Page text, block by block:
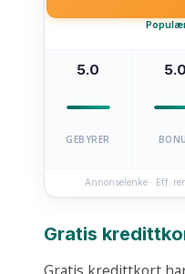
5.0
GEBYRER
5.0
Annonselenke · Eff.
Gratis
Gratis kredittkort